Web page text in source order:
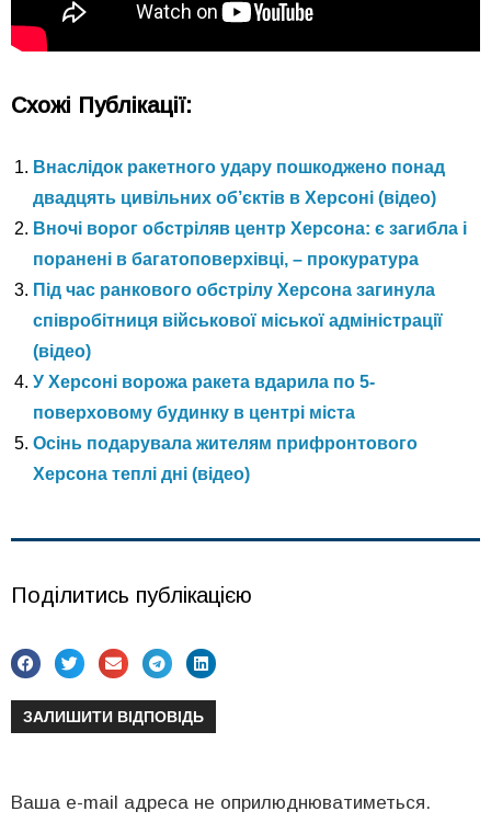
Схожі Публікації:
Внаслідок ракетного удару пошкоджено понад
двадцять цивільних об’єктів в Херсоні (відео)
Вночі ворог обстріляв центр Херсона: є загибла і
поранені в багатоповерхівці, – прокуратура
Під час ранкового обстрілу Херсона загинула
співробітниця військової міської адміністрації
(відео)
У Херсоні ворожа ракета вдарила по 5-
поверховому будинку в центрі міста
Осінь подарувала жителям прифронтового
Херсона теплі дні (відео)
Поділитись публікацією
ЗАЛИШИТИ ВІДПОВІДЬ
Ваша e-mail адреса не оприлюднюватиметься.